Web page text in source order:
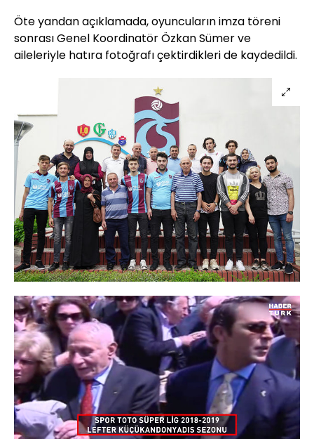
Öte yandan açıklamada, oyuncuların imza töreni
sonrası Genel Koordinatör Özkan Sümer ve
aileleriyle hatıra fotoğrafı çektirdikleri de kaydedildi.
Yüklendi
19.93%